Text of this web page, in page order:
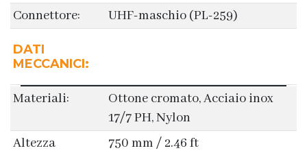
Connettore: UHF-maschio (PL-259)
DATI
MECCANICI:
Materiali:
Ottone cromato, Acciaio inox
17/7 PH, Nylon
Altezza
750 mm / 2.46 ft